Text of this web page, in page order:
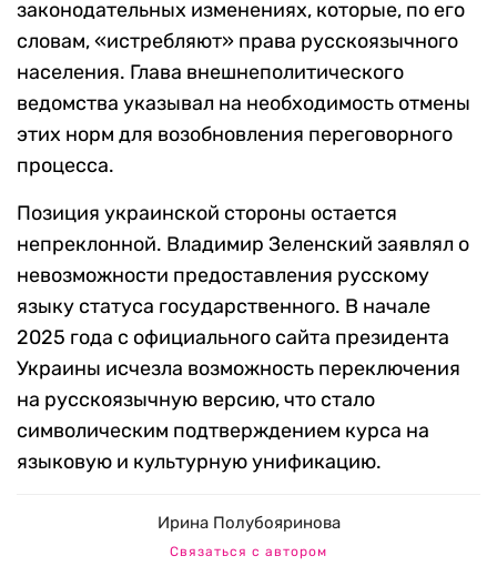
законодательных изменениях, которые, по его
словам, «истребляют» права русскоязычного
населения. Глава внешнеполитического
ведомства указывал на необходимость отмены
этих норм для возобновления переговорного
процесса.
Позиция украинской стороны остается
непреклонной. Владимир Зеленский заявлял о
невозможности предоставления русскому
языку статуса государственного. В начале
2025 года с официального сайта президента
Украины исчезла возможность переключения
на русскоязычную версию, что стало
символическим подтверждением курса на
языковую и культурную унификацию.
Ирина Полубояринова
Связаться с автором